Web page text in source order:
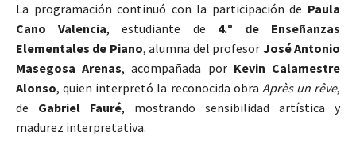
La programación continuó con la participación de Paula
Cano Valencia, estudiante de 4.º de Enseñanzas
Elementales de Piano, alumna del profesor José Antonio
Masegosa Arenas, acompañada por Kevin Calamestre
Alonso, quien interpretó la reconocida obra Après un rêve,
de Gabriel Fauré, mostrando sensibilidad artística y
madurez interpretativa.